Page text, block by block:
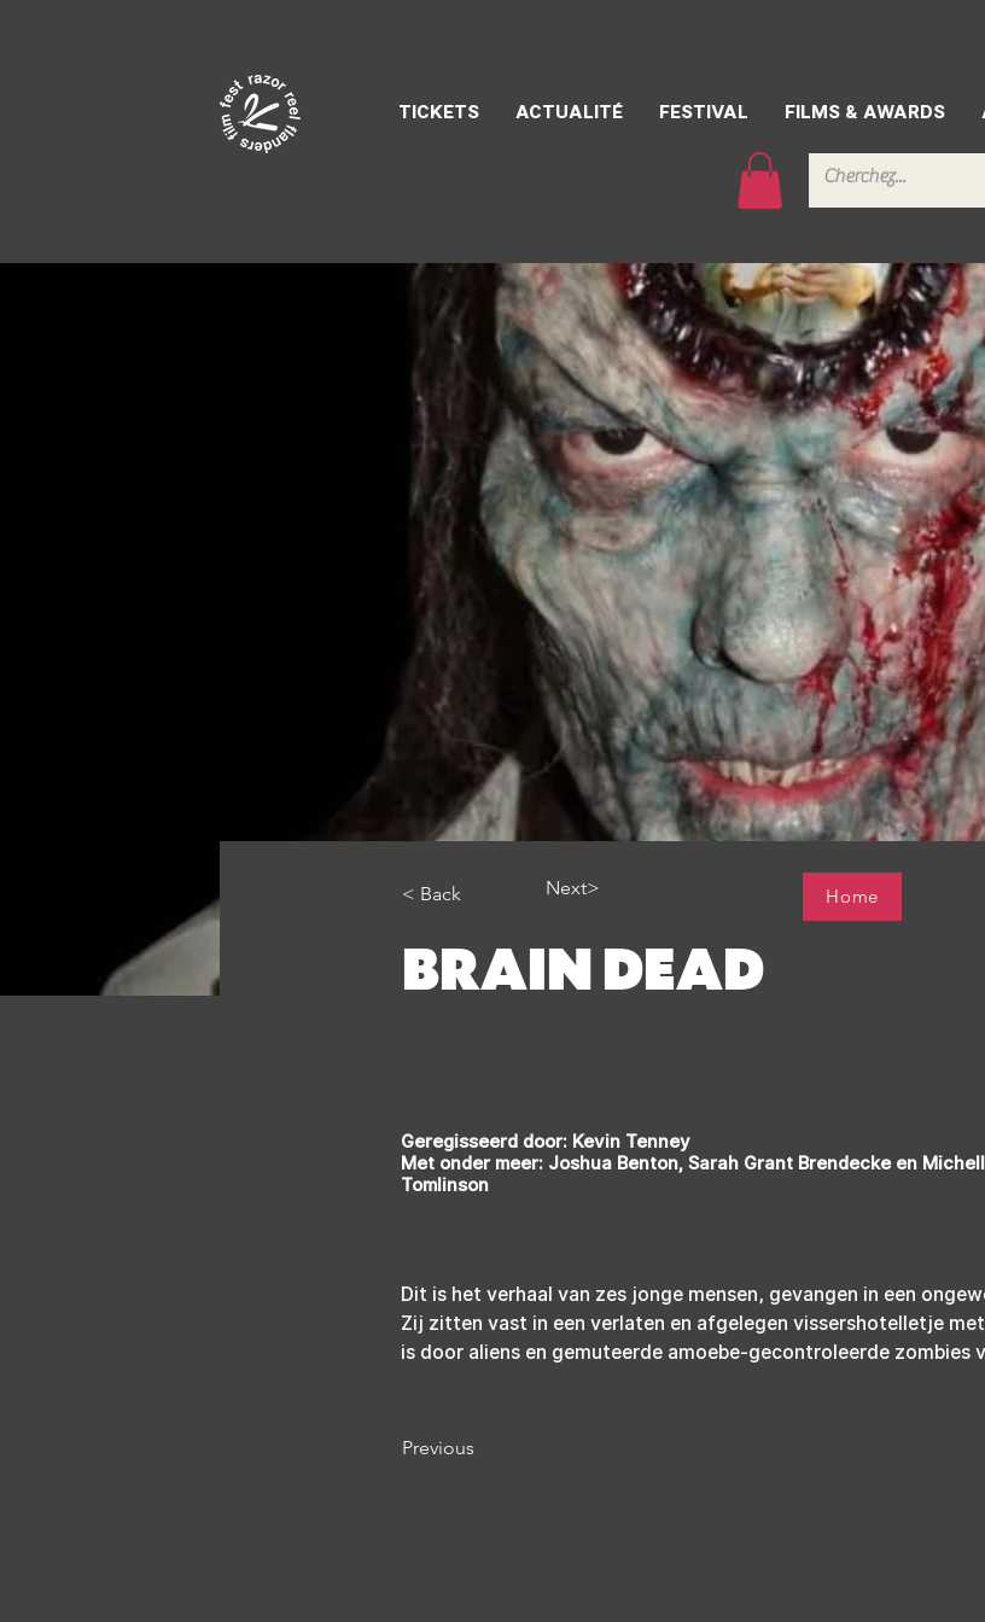
TICKETS ACTUALITÉ FESTIVAL FILMS & AWARDS
< Back Next> Home
BRAIN DEAD
Geregisseerd door: Kevin Tenney
Met onder meer: Joshua Benton, Sarah Grant Brendecke en
Tomlinson
Dit is het verhaal van zes jonge mensen, gevangen in een
Zij zitten vast in een verlaten en afgelegen vissershotelletje
is door aliens en gemuteerde amoebe-gecontroleerde zombies
Previous